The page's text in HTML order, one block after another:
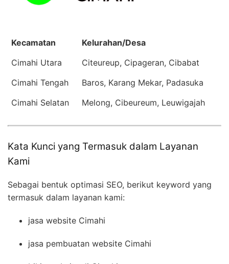
Kecamatan
Kelurahan/Desa
Cimahi Utara
Citeureup, Cipageran, Cibabat
Cimahi Tengah
Baros, Karang Mekar, Padasuka
Cimahi Selatan
Melong, Cibeureum, Leuwigajah
Kata Kunci yang Termasuk dalam Layanan
Kami
Sebagai bentuk optimasi SEO, berikut keyword yang
termasuk dalam layanan kami:
jasa website Cimahi
jasa pembuatan website Cimahi